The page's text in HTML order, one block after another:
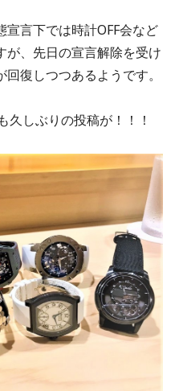
言下では時計OFF会など
が、先日の宣言解除を受け
復しつつあるようです。
久しぶりの投稿が！！！